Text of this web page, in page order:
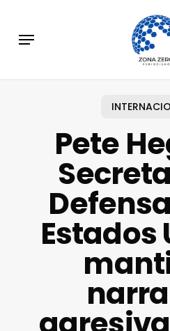
main
Menu
Pete
Estados